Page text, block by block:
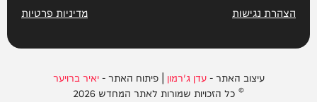
הצהרת נגישות מדיניות פרטיות
עיצוב האתר -עדן ג'רמון | פיתוח האתר -יאיר ברויער
© כל הזכויות שמורות לאתר המחדש 2026